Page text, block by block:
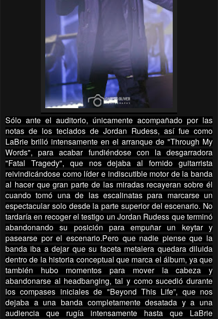
Sólo ante el auditorio, únicamente acompañado por las
notas de los teclados de Jordan Rudess, así fue como
LaBrie brilló intensamente en el arranque de "Through My
Words", para acabar fundiéndose con la desgarradora
"Fatal Tragedy", que nos dejaba al fornido guitarrista
reivindicándose como líder e indiscutible motor de la banda
al hacer que gran parte de las miradas recayeran sobre él
cuando tomó una de las escalinatas para marcarse un
espectacular solo desde la parte superior del escenario. No
tardaría en recoger el testigo un Jordan Rudess que terminó
abandonando su posición para empuñar un keytar y
pasearse por el escenario.Pero que nadie piense que la
banda iba a dejar que su faceta metalera quedara diluida
dentro de la historia conceptual que marca el álbum, ya que
también hubo momentos para mover la cabeza y
abandonarse al headbanging, tal y como sucedió durante
los compases iniciales de "Beyond This Life”, que nos
dejaba a una banda completamente desatada y a una
audiencia que rugía intensamente hasta que LaBrie